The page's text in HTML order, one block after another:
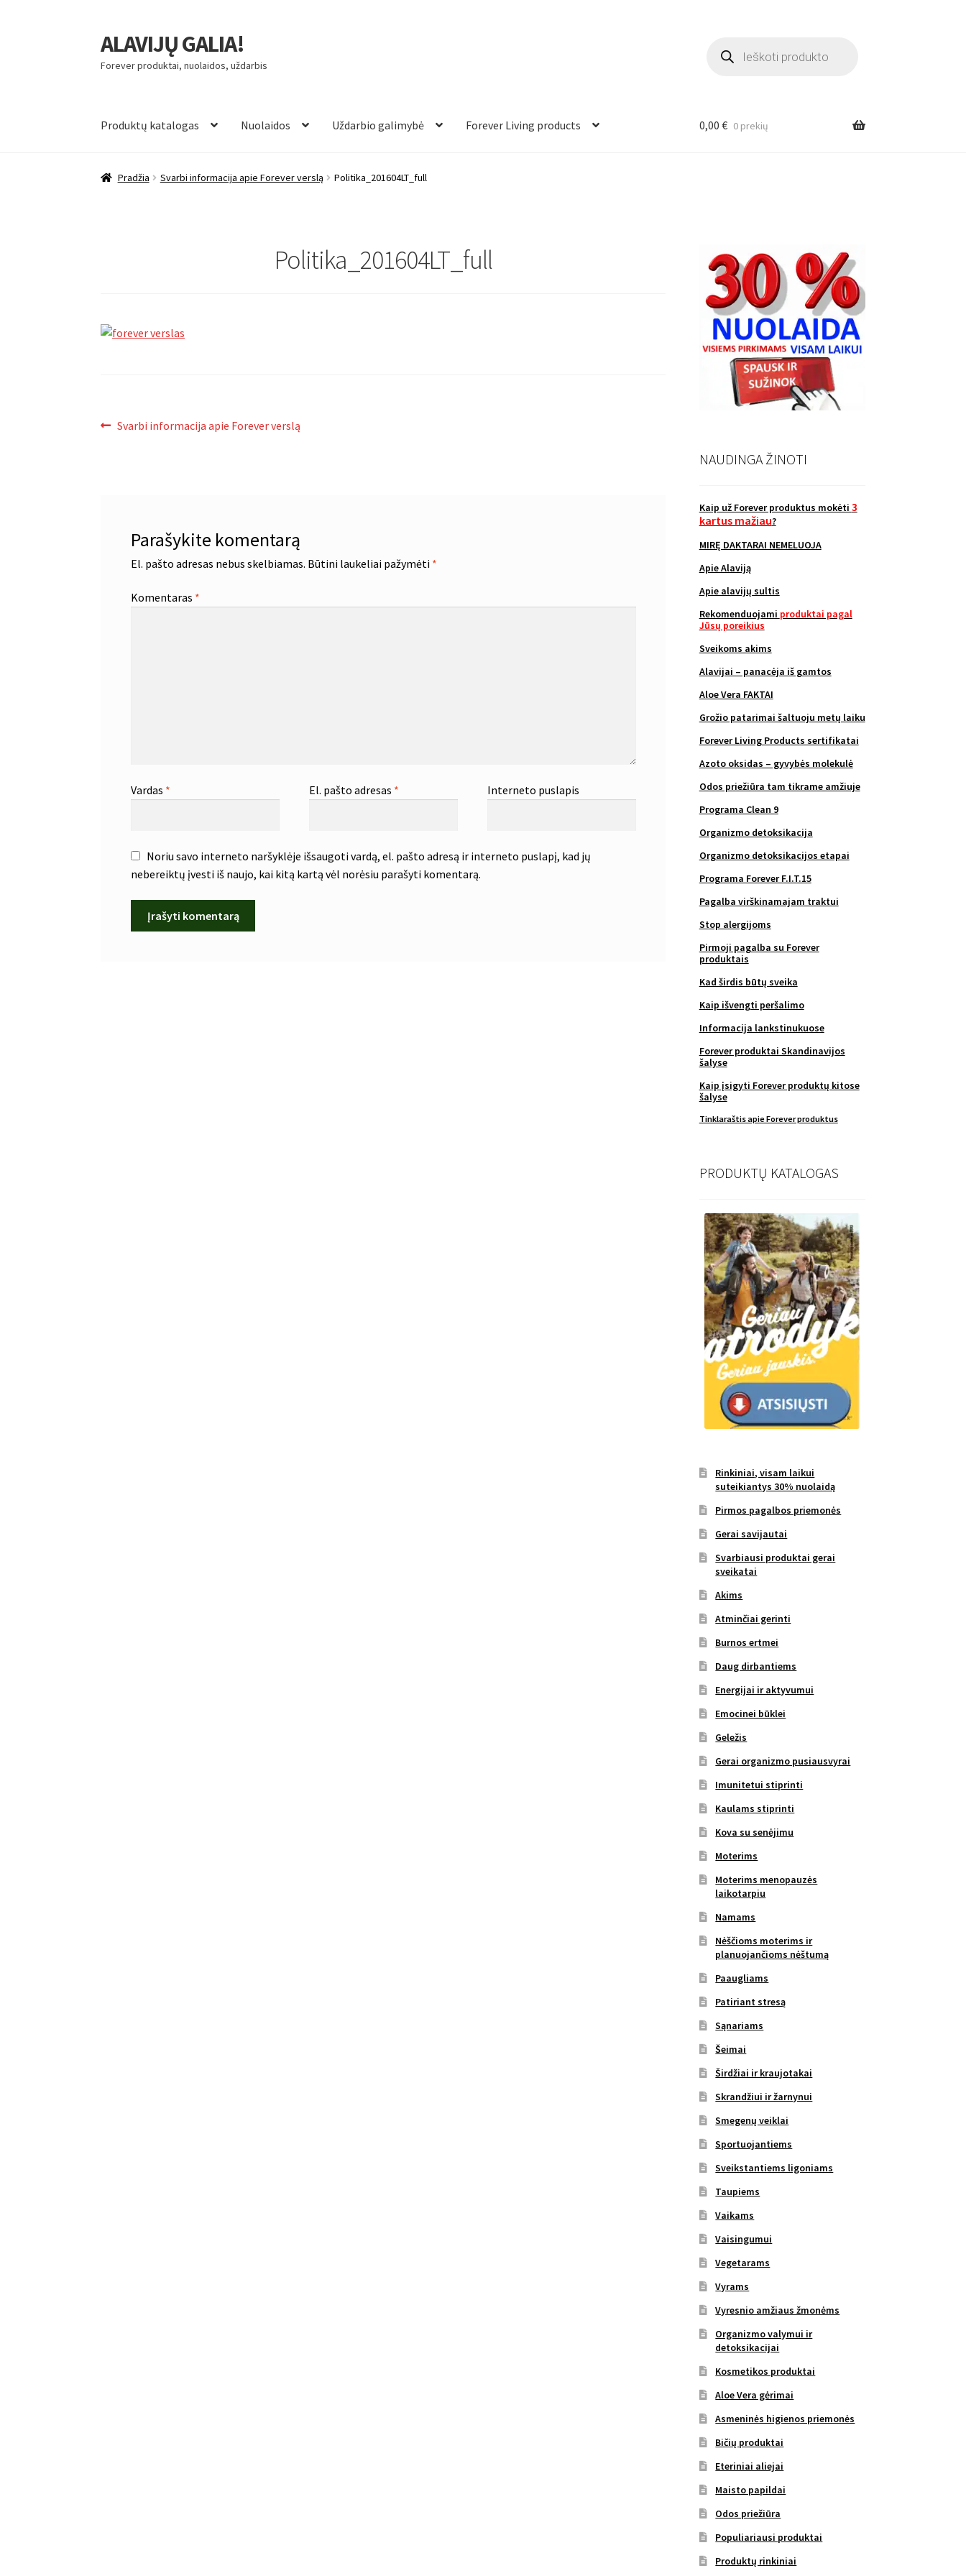
Pereiti
prie
meniu
Pereiti
prie
turinio
ALAVIJŲ GALIA!
Forever produktai, nuolaidos, uždarbis
search
Produktų katalogas Nuolaidos Uždarbio galimybė Forever Living products 0,00 € 0 prekių
Pradžia Svarbi informacija apie Forever verslą Politika_201604LT_full
Politika_201604LT_full
Navigacija
Ankstenis
Svarbi informacija apie Forever verslą
Parašykite komentarą
El. pašto adresas nebus skelbiamas. Būtini laukeliai pažymėti *
Komentaras *
Vardas * El. pašto adresas * Interneto puslapis
Noriu savo interneto naršyklėje išsaugoti vardą, el. pašto adresą ir interneto puslapį, kad jų
nebereiktų įvesti iš naujo, kai kitą kartą vėl norėsiu parašyti komentarą.
NAUDINGA ŽINOTI
Kaip už Forever produktus mokėti 3
kartus mažiau?
MIRĘ DAKTARAI NEMELUOJA
Apie Alaviją
Apie alavijų sultis
Rekomenduojami produktai pagal
Jūsų poreikius
Sveikoms akims
Alavijai – panacėja iš gamtos
Aloe Vera FAKTAI
Grožio patarimai šaltuoju metų laiku
Forever Living Products sertifikatai
Azoto oksidas – gyvybės molekulė
Odos priežiūra tam tikrame amžiuje
Programa Clean 9
Organizmo detoksikacija
Organizmo detoksikacijos etapai
Programa Forever F.I.T.15
Pagalba virškinamajam traktui
Stop alergijoms
Pirmoji pagalba su Forever
produktais
Kad širdis būtų sveika
Kaip išvengti peršalimo
Informacija lankstinukuose
Forever produktai Skandinavijos
šalyse
Kaip įsigyti Forever produktų kitose
šalyse
Tinklaraštis apie Forever produktus
PRODUKTŲ KATALOGAS
Rinkiniai, visam laikui
suteikiantys 30% nuolaidą
Pirmos pagalbos priemonės
Gerai savijautai
Svarbiausi produktai gerai
sveikatai
Akims
Atminčiai gerinti
Burnos ertmei
Daug dirbantiems
Energijai ir aktyvumui
Emocinei būklei
Geležis
Gerai organizmo pusiausvyrai
Imunitetui stiprinti
Kaulams stiprinti
Kova su senėjimu
Moterims
Moterims menopauzės
laikotarpiu
Namams
Nėščioms moterims ir
planuojančioms nėštumą
Paaugliams
Patiriant stresą
Sąnariams
Šeimai
Širdžiai ir kraujotakai
Skrandžiui ir žarnynui
Smegenų veiklai
Sportuojantiems
Sveikstantiems ligoniams
Taupiems
Vaikams
Vaisingumui
Vegetarams
Vyrams
Vyresnio amžiaus žmonėms
Organizmo valymui ir
detoksikacijai
Kosmetikos produktai
Aloe Vera gėrimai
Asmeninės higienos priemonės
Bičių produktai
Eteriniai aliejai
Maisto papildai
Odos priežiūra
Populiariausi produktai
Produktų rinkiniai